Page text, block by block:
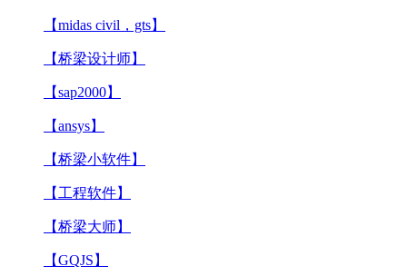
【midas civil，gts】
【桥梁设计师】
【sap2000】
【ansys】
【桥梁小软件】
【工程软件】
【桥梁大师】
【GQJS】